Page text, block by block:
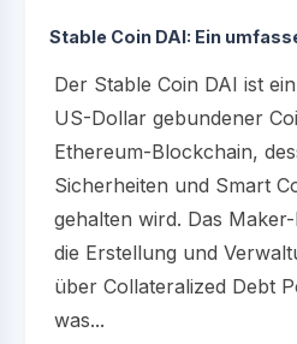
Stable Coin DAI: Ein
Der Stable Coin DAI ist
US-Dollar gebundener
Ethereum-Blockchain,
Sicherheiten und Smart
gehalten wird. Das
die Erstellung und
über Collateralized Debt
was...